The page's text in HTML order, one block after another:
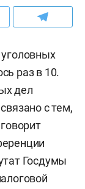
раз в 10.
дел
с тем,
Госдумы